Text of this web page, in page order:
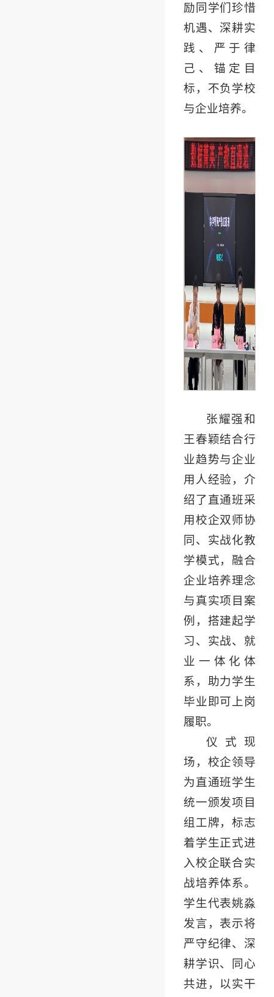
励同学们珍惜
机遇、深耕实
践、严于律
己、锚定目
标，不负学校
与企业培养。
张耀强和
王春颖结合行
业趋势与企业
用人经验，介
绍了直通班采
用校企双师协
同、实战化教
学模式，融合
企业培养理念
与真实项目案
例，搭建起学
习、实战、就
业一体化体
系，助力学生
毕业即可上岗
履职。
仪式现
场，校企领导
为直通班学生
统一颁发项目
组工牌，标志
着学生正式进
入校企联合实
战培养体系。
学生代表姚淼
发言，表示将
严守纪律、深
耕学识、同心
共进，以实干